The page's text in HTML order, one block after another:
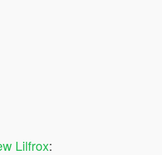
Lilfrox: